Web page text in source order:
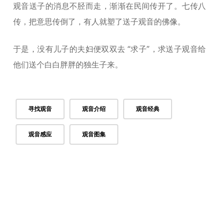
观音送子的消息不胫而走，渐渐在民间传开了。七传八
传，把意思传倒了，有人就塑了送子观音的佛像。
于是，没有儿子的夫妇便双双去 “求子”，求送子观音给
他们送个白白胖胖的独生子来。
寻找观音 观音介绍 观音经典
观音感应 观音图集